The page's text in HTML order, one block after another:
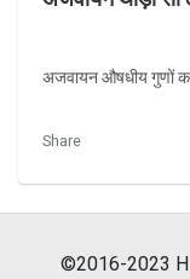
अजवायन औषधीय गुणों का
Share
©2016-2023